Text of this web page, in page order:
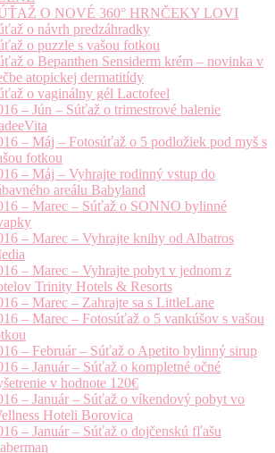
O NOVÉ 360° HRNČEKY LOVI
o návrh predzáhradky
o puzzle s vašou fotkou
o Bepanthen Sensiderm krém – novinka v
atopickej dermatitídy
o vaginálny gél Lactofeel
– Jún – Súťaž o trimestrové balenie
– Máj – Fotosúťaž o 5 podložiek pod myš s
fotkou
– Máj – Vyhrajte rodinný vstup do
areálu Babyland
– Marec – Súťaž o SONNO bylinné
– Marec – Vyhrajte knihy od Albatros
– Marec – Vyhrajte pobyt v jednom z
Trinity Hotels & Resorts
– Marec – Zahrajte sa s LittleLane
– Marec – Fotosúťaž o 5 vankúšov s vašou
– Február – Súťaž o Apetito bylinný sirup
– Január – Súťaž o kompletné očné
v hodnote 120€
– Január – Súťaž o víkendový pobyt vo
Hoteli Borovica
– Január – Súťaž o dojčenskú fľašu